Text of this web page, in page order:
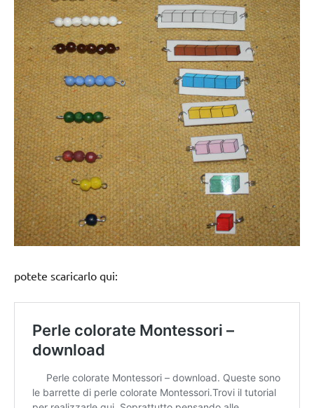
potete scaricarlo qui: